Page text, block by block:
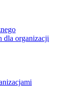
dla organizacji